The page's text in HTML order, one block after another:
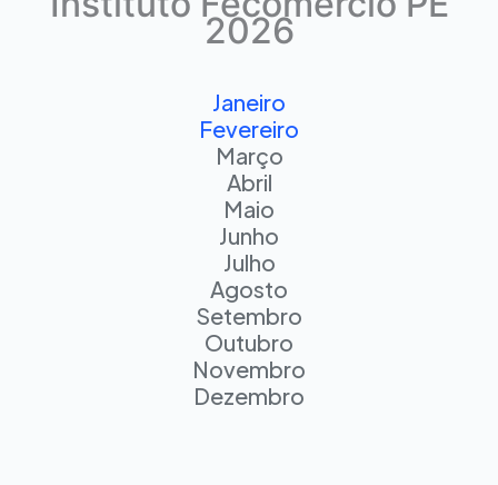
2026
Janeiro
Fevereiro
Março
Abril
Maio
Junho
Julho
Agosto
Setembro
Outubro
Novembro
Dezembro